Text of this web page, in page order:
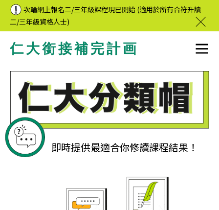
次輪網上報名二/三年級課程現已開始 (適用於所有合符升讀
二/三年級資格人士)
仁大銜接補完計画
即時提供最適合你修讀課程結果！